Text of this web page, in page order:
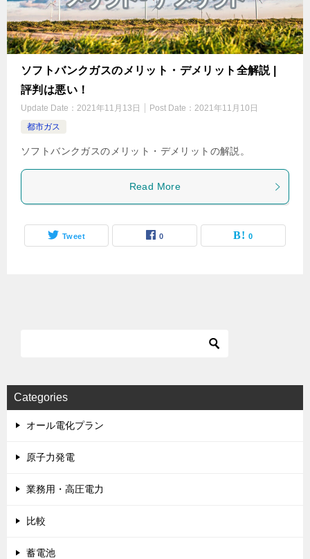
ソフトバンクガスのメリット・デメリット全解説 |
評判は悪い！
Update Date： 2021年11月13日 Post Date： 2021年11月10日
都市ガス
ソフトバンクガスのメリット・デメリットの解説。
Read More
Tweet 0 0
Categories
オール電化プラン
原子力発電
業務用・高圧電力
比較
蓄電池